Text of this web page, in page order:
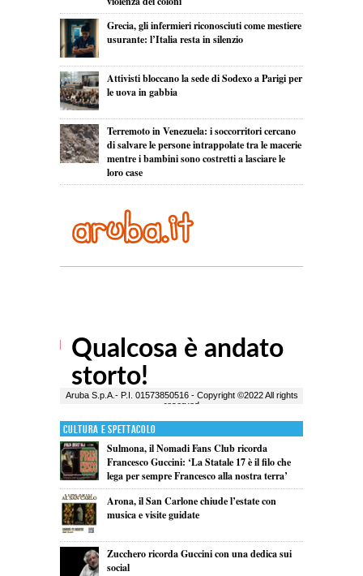
Grecia, gli infermieri riconosciuti come mestiere
usurante: l’Italia resta in silenzio
Attivisti bloccano la sede di Sodexo a Parigi per
le uova in gabbia
Terremoto in Venezuela: i soccorritori cercano
di salvare le persone intrappolate tra le macerie
mentre i bambini sono costretti a lasciare le
loro case
Cultura e Spettacolo
Sulmona, il Nomadi Fans Club ricorda
Francesco Guccini: ‘La Statale 17 è il filo che
lega per sempre Francesco alla nostra terra’
Arona, il San Carlone chiude l’estate con
musica e visite guidate
Zucchero ricorda Guccini con una dedica sui
social